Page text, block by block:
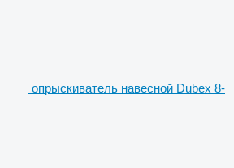
опрыскиватель навесной Dubex 8-